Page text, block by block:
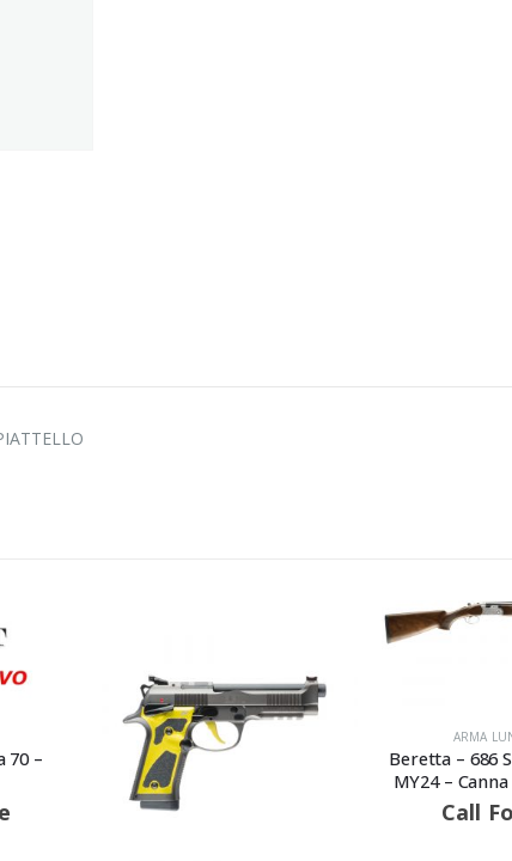
Beretta – 686 SILVER PIGEON I
MY24 – Canna 67 – Calibro 20
Call For Price